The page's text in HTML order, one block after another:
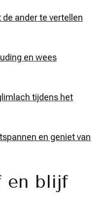
ander te vertellen
en wees
tijdens het
en geniet van
en blijf